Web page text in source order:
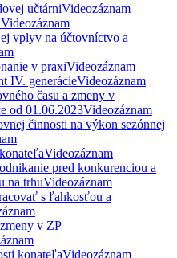
učtárniVideozáznam
Videozáznam
vplyv na účtovníctvo a
v praxiVideozáznam
IV. generácieVideozáznam
času a zmeny v
od 01.06.2023Videozáznam
činnosti na výkon sezónnej
Videozáznam
pred konkurenciou a
na trhuVideozáznam
s ľahkosťou a
v ZP
konateľaVideozáznam